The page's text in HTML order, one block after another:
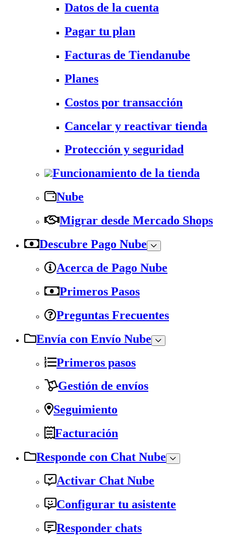
Datos de la cuenta
Pagar tu plan
Facturas de Tiendanube
Planes
Costos por transacción
Cancelar y reactivar tienda
Protección y seguridad
Funcionamiento de la tienda
Nube
Migrar desde Mercado Shops
Descubre Pago Nube
Acerca de Pago Nube
Primeros Pasos
Preguntas Frecuentes
Envía con Envío Nube
Primeros pasos
Gestión de envíos
Seguimiento
Facturación
Responde con Chat Nube
Activar Chat Nube
Configurar tu asistente
Responder chats